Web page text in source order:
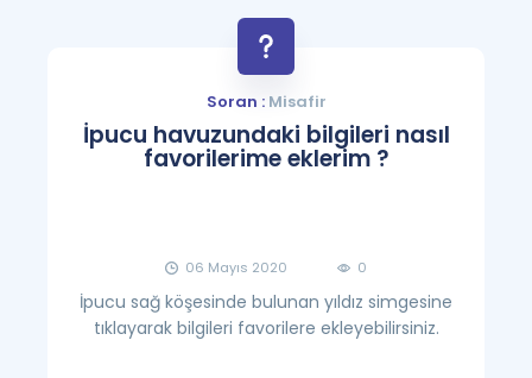
Soran :Misafir
İpucu havuzundaki bilgileri nasıl
favorilerime eklerim ?
06 Mayıs 2020 0
İpucu sağ köşesinde bulunan yıldız simgesine
tıklayarak bilgileri favorilere ekleyebilirsiniz.